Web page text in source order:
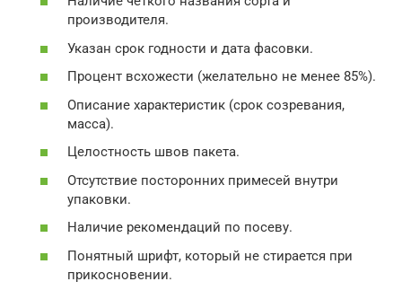
производителя.
Указан срок годности и дата фасовки.
Процент всхожести (желательно не менее 85%).
Описание характеристик (срок созревания,
масса).
Целостность швов пакета.
Отсутствие посторонних примесей внутри
упаковки.
Наличие рекомендаций по посеву.
Понятный шрифт, который не стирается при
прикосновении.